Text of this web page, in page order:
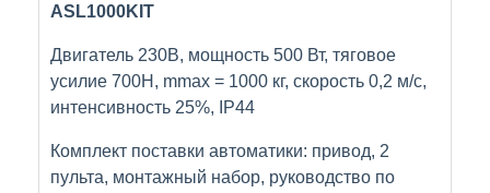
ASL1000KIT
Двигатель 230В, мощность 500 Вт, тяговое
усилие 700Н, mmax = 1000 кг, скорость 0,2 м/с,
интенсивность 25%, IP44
Комплект поставки автоматики: привод, 2
пульта, монтажный набор, руководство по